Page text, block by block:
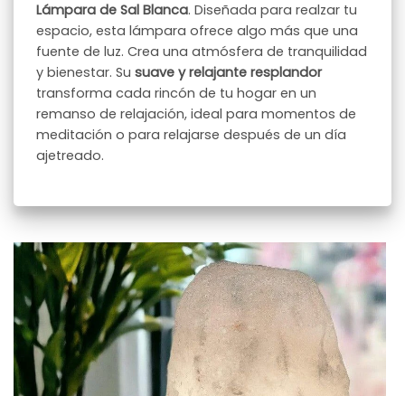
Lámpara de Sal Blanca. Diseñada para realzar tu
espacio, esta lámpara ofrece algo más que una
fuente de luz. Crea una atmósfera de tranquilidad
y bienestar. Susuave y relajante resplandor
transforma cada rincón de tu hogar en un
remanso de relajación, ideal para momentos de
meditación o para relajarse después de un día
ajetreado.